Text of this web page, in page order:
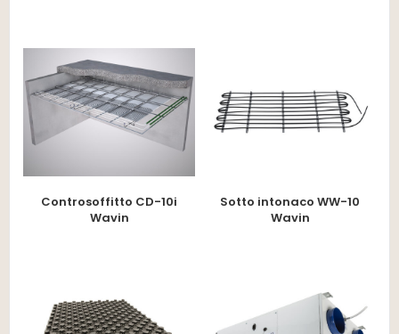
Controsoffitto CD-10i
Wavin
Sotto intonaco WW-10
Wavin